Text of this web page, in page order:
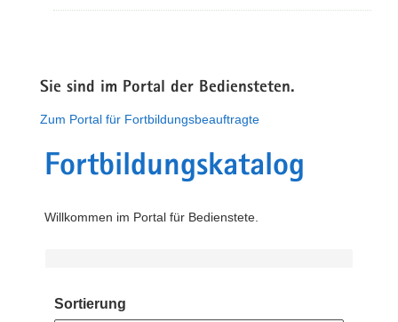
Sie sind im Portal der Bediensteten.
Zum Portal für Fortbildungsbeauftragte
Fortbildungskatalog
Willkommen im Portal für Bedienstete.
Sortierung